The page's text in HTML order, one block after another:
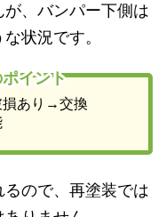
、バンパー下側は
状況です。
イント
損あり→交換
ので、再塗装では